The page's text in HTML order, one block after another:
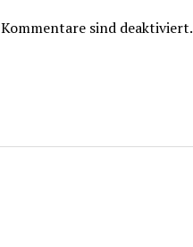
Kommentare sind deaktiviert.